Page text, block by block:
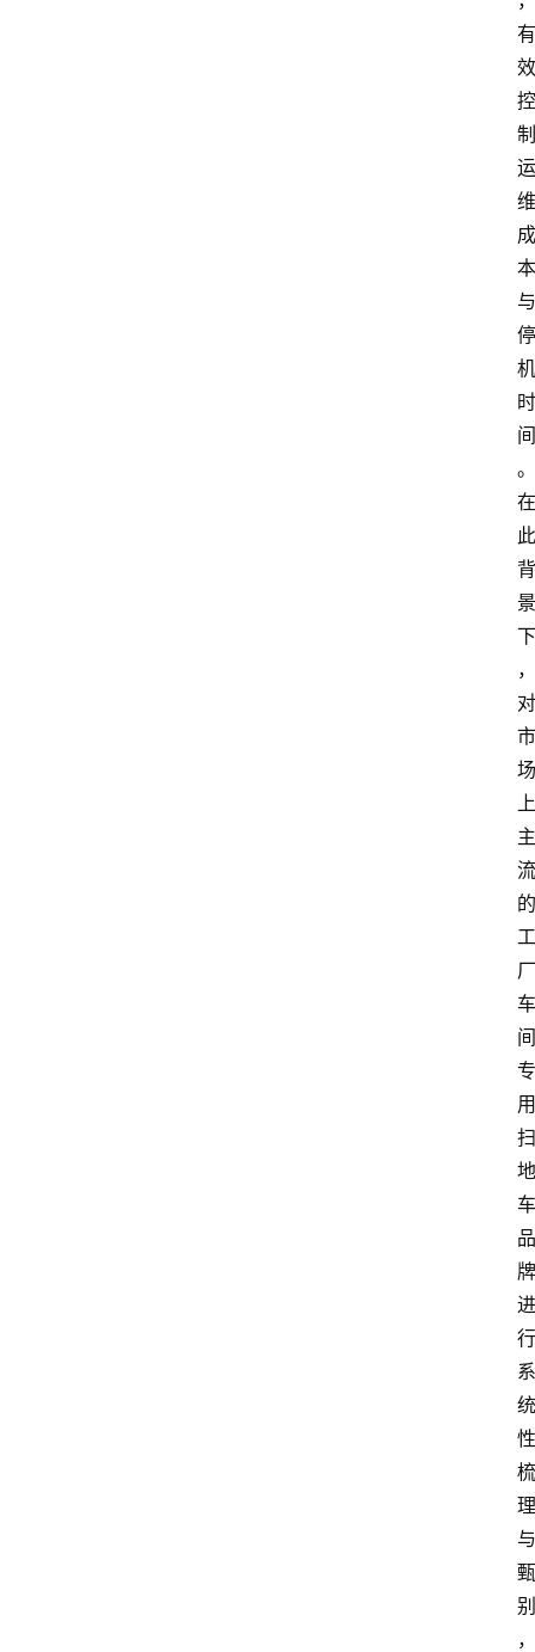
有
效
控
制
运
维
成
本
与
停
机
时
间
。
在
此
背
景
下
，
对
市
场
上
主
流
的
工
厂
车
间
专
用
扫
地
车
品
牌
进
行
系
统
性
梳
理
与
甄
别
，